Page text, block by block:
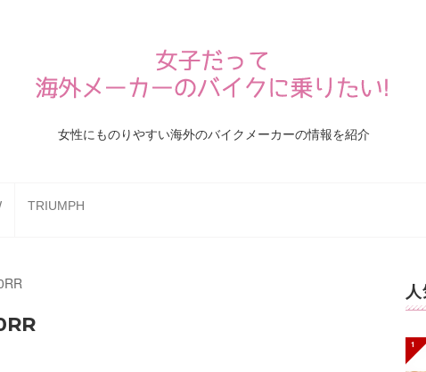
女性にものりやすい海外のバイクメーカーの情報を紹介
TRIUMPH